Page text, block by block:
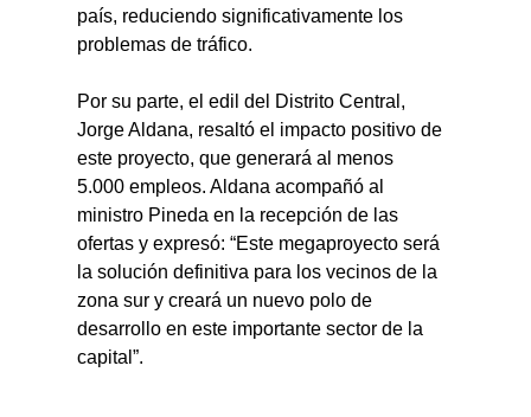
país, reduciendo significativamente los
problemas de tráfico.
Por su parte, el edil del Distrito Central,
Jorge Aldana, resaltó el impacto positivo de
este proyecto, que generará al menos
5.000 empleos. Aldana acompañó al
ministro Pineda en la recepción de las
ofertas y expresó: “Este megaproyecto será
la solución definitiva para los vecinos de la
zona sur y creará un nuevo polo de
desarrollo en este importante sector de la
capital”.